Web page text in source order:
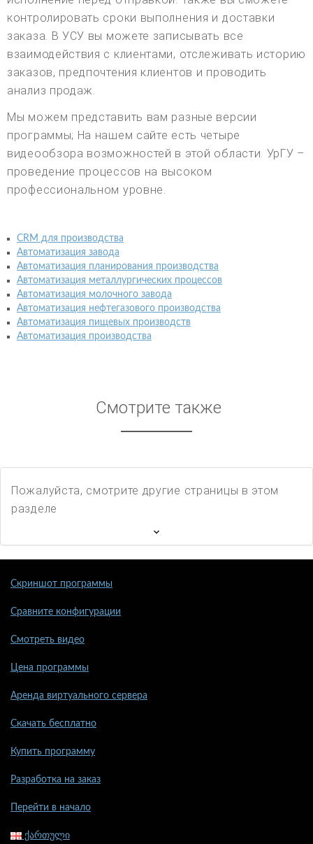
контролировать сроки выполнения и доставки
заказа. В УСУ вы можете записывать все
взаимодействия с клиентами, отслеживать историю
заказов, предпочтения клиентов и проводить
анализ продаж.
Мы можем представить вам разные версии
программы; На нашем сайте есть четыре
видеообзора возможностей в этой области. УрГУ –
проведение процессов на высоком
профессиональном уровне.
CRM для производства
Автоматизация завода
Автоматизация планирования производства
Автоматизация металлургических процессов
Автоматизация молочного завода
Автоматизация нефтегазового производства
Автоматизация пищевых производств
Автоматизация производства
Смотрите также
Пожалуйста, смотрите другие страницы в этом
разделе
Скриншот программы
Сравните конфигурации
Смотреть видео
Цена программы
Аренда виртуального сервера
Скачать бесплатно
Купить программу
Разработка на заказ
Перейти в начало
ქართული